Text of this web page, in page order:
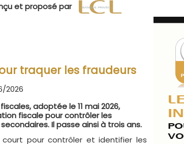
et proposé par
traquer les fraudeurs
2026
adoptée le 11 mai 2026,
fiscale pour contrôler les
Il passe ainsi à trois ans.
court pour contrôler et identifier les